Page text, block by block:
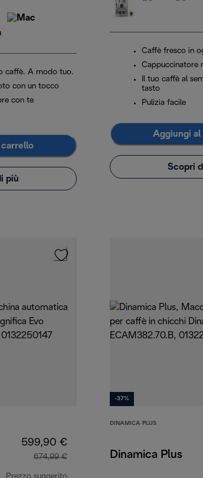
caffè. A modo tuo.
con un tocco
con te
più
Caffè fresco in
Cappuccinatore
Il tuo caffè al
tasto
Pulizia facile
Aggiungi al
Scopri
599,90 €
674,99 €
-37%
DINAMICA PLUS
Dinamica Plus